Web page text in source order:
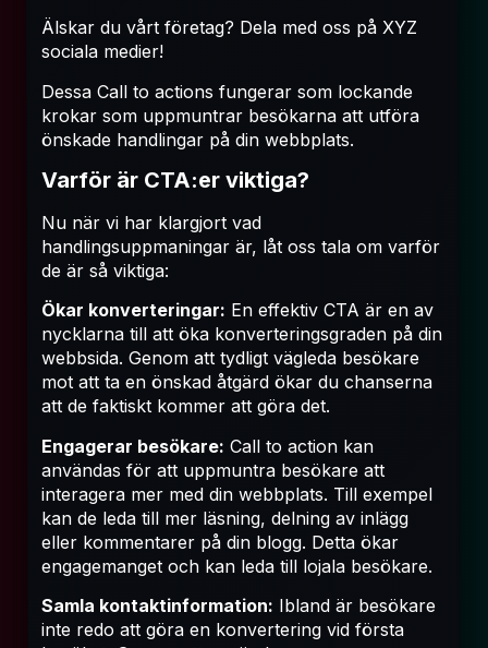
Älskar du vårt företag? Dela med oss på XYZ
sociala medier!
Dessa Call to actions fungerar som lockande
krokar som uppmuntrar besökarna att utföra
önskade handlingar på din webbplats.
Varför är CTA:er viktiga?
Nu när vi har klargjort vad
handlingsuppmaningar är, låt oss tala om varför
de är så viktiga:
Ökar konverteringar: En effektiv CTA är en av
nycklarna till att öka konverteringsgraden på din
webbsida. Genom att tydligt vägleda besökare
mot att ta en önskad åtgärd ökar du chanserna
att de faktiskt kommer att göra det.
Engagerar besökare: Call to action kan
användas för att uppmuntra besökare att
interagera mer med din webbplats. Till exempel
kan de leda till mer läsning, delning av inlägg
eller kommentarer på din blogg. Detta ökar
engagemanget och kan leda till lojala besökare.
Samla kontaktinformation: Ibland är besökare
inte redo att göra en konvertering vid första